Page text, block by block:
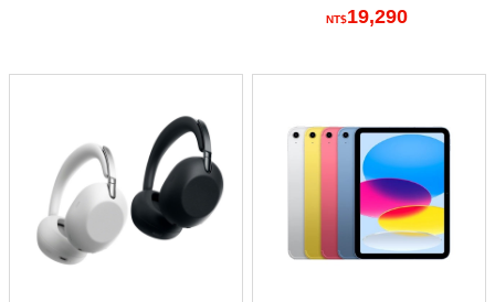
19,290